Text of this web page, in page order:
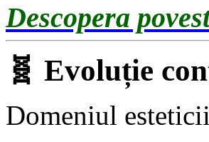
Descopera
🧬 Evoluție
Domeniul